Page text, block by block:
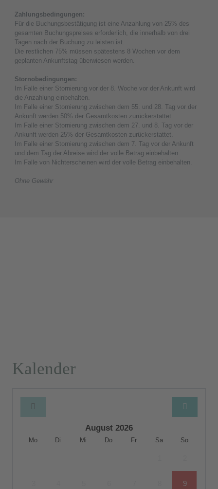
Zahlungsbedingungen:
Für die Buchungsbestätigung ist eine Anzahlung von 25% des
gesamten Buchungspreises erforderlich, die innerhalb von drei
Tagen nach der Buchung zu leisten ist.
Die restlichen 75% müssen spätestens 8 Wochen vor dem
geplanten Ankunftstag überwiesen werden.
Stornobedingungen:
Im Falle einer Stornierung vor der 8. Woche vor der Ankunft wird
die Anzahlung einbehalten.
Im Falle einer Stornierung zwischen dem 55. und 28. Tag vor der
Ankunft werden 50% der Gesamtkosten zurückerstattet.
Im Falle einer Stornierung zwischen dem 27. und 8. Tag vor der
Ankunft werden 25% der Gesamtkosten zurückerstattet.
Im Falle einer Stornierung zwischen dem 7. Tag vor der Ankunft
und dem Tag der Abreise wird der volle Betrag einbehalten.
Im Falle von Nichterscheinen wird der volle Betrag einbehalten.
Ohne Gewähr
Kalender
August 2026
Mo Di Mi Do Fr Sa So
9